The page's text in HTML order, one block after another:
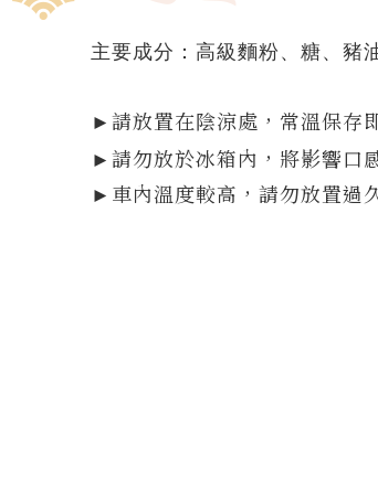
主要成分：高級麵粉、糖、豬
►請放置在陰涼處，常溫保存
►請勿放於冰箱內，將影響口
►車內溫度較高，請勿放置過